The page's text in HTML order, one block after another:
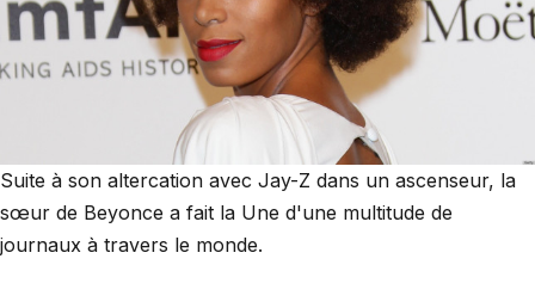
Suite à son altercation avec Jay-Z dans un ascenseur, la
sœur de Beyonce a fait la Une d'une multitude de
journaux à travers le monde.